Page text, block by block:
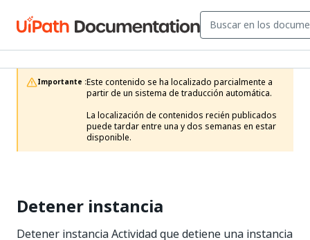
Importante :Este contenido se ha localizado parcialmente a
partir de un sistema de traducción automática.
La localización de contenidos recién publicados
puede tardar entre una y dos semanas en estar
disponible.
Detener instancia
Detener instancia Actividad que detiene una instancia